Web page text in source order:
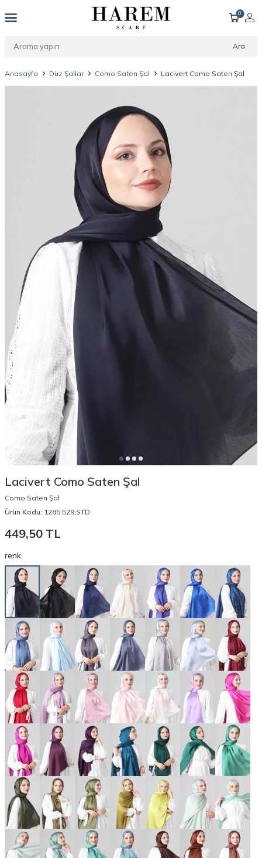
Ara
0
Anasayfa Düz Şallar Como Saten Şal Lacivert Como Saten Şal
Lacivert Como Saten Şal
Como Saten Şal
Ürün Kodu: 1285.529.STD
449,50 TL
renk